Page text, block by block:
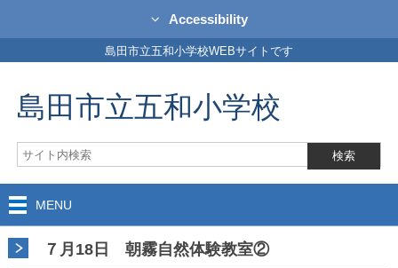
Accessibility
島田市立五和小学校WEBサイトです
島田市立五和小学校
MENU
７月18日 朝霧自然体験教室②